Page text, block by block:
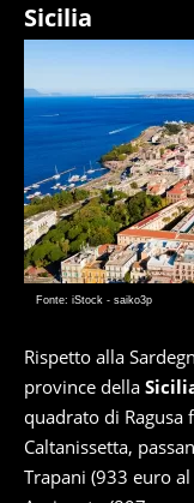
Sicilia
Fonte: iStock - saiko3p
Rispetto alla
province della
quadrato di
Caltanissetta,
Trapani (933 euro